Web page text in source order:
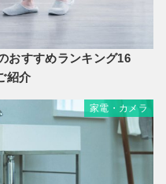
おすすめランキング16
紹介
家電・カメラ